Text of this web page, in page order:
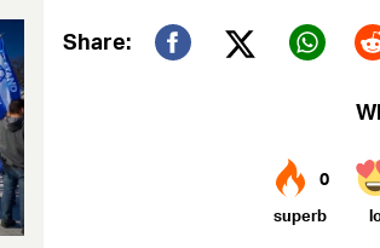
Share:
Twitter (X)